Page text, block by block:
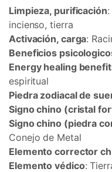
Limpieza, purificación
incienso, tierra
Activación, carga:
Beneficios
Energy healing
espiritual
Piedra zodiacal de
Signo chino (cristal
Signo chino (piedra
Conejo de Metal
Elemento corrector
Elemento védico: